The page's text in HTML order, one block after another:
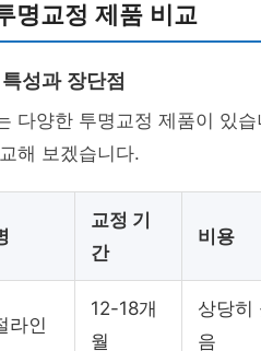
명교정 제품 비교
성과 장단점
다양한 투명교정 제품이 있
해 보겠습니다.
교정 기
간
비용
라인
12-18개
월
상당히
음